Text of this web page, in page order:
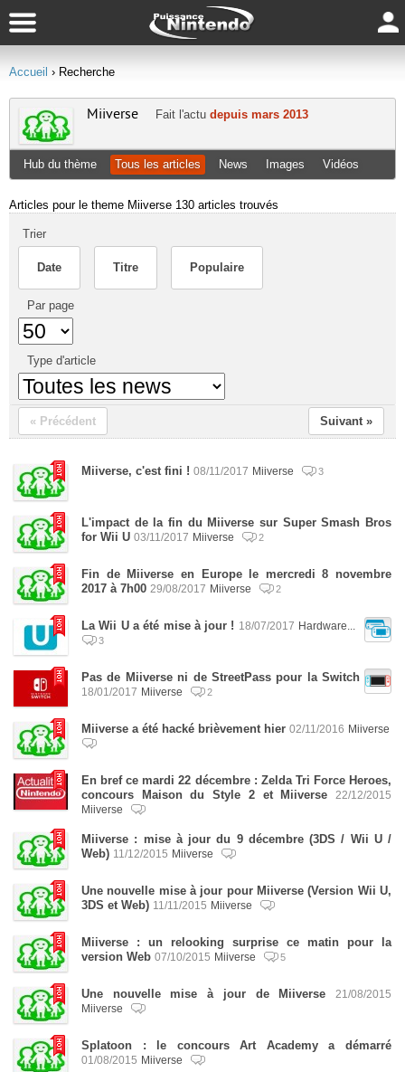
Accueil › Recherche
Miiverse Fait l'actu depuis mars 2013
Hub du thème Tous les articles News Images Vidéos
Articles pour le theme Miiverse 130 articles trouvés
Trier
Date Titre Populaire
Par page
Type d'article
« Précédent Suivant »
Miiverse, c'est fini ! 08/11/2017 Miiverse 3
L'impact de la fin du Miiverse sur Super Smash Bros
for Wii U 03/11/2017 Miiverse 2
Fin de Miiverse en Europe le mercredi 8 novembre
2017 à 7h00 29/08/2017 Miiverse 2
La Wii U a été mise à jour ! 18/07/2017 Hardware...
3
Pas de Miiverse ni de StreetPass pour la Switch
18/01/2017 Miiverse 2
Miiverse a été hacké brièvement hier 02/11/2016 Miiverse
En bref ce mardi 22 décembre : Zelda Tri Force Heroes,
concours Maison du Style 2 et Miiverse
22/12/2015
Miiverse
Miiverse : mise à jour du 9 décembre (3DS / Wii U /
Web) 11/12/2015 Miiverse
Une nouvelle mise à jour pour Miiverse (Version Wii U,
3DS et Web) 11/11/2015 Miiverse
Miiverse : un relooking surprise ce matin pour la
version Web 07/10/2015 Miiverse 5
Une nouvelle mise à jour de Miiverse
21/08/2015
Miiverse
Splatoon : le concours Art Academy a démarré
01/08/2015 Miiverse